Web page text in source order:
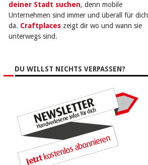
deiner Stadt suchen, denn mobile
Unternehmen sind immer und überall für dich
da. Craftplaces zeigt dir wo und wann sie
unterwegs sind.
DU WILLST NICHTS VERPASSEN?